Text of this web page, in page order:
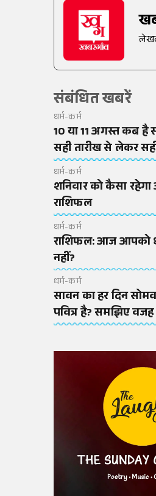
संबंधित खबरें
धर्म-कर्म
10 या 11 अगस्त कब है
सही तारीख से लेकर
धर्म-कर्म
शनिवार को कैसा
राशिफल
धर्म-कर्म
राशिफल: आज आपको
नहीं?
धर्म-कर्म
सावन का हर दिन
पवित्र है? समझिए वजह